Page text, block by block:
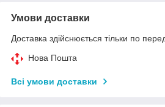
Умови доставки
Доставка здійснюється тільки по
Нова Пошта
Всі умови доставки